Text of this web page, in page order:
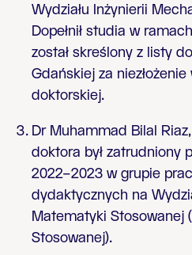
Wydziału Inżynierii
Dopełnił studia w
został skreślony z listy
Gdańskiej za
doktorskiej.
Dr Muhammad Bilal
doktora był zatrudniony
2022–2023 w grupie
dydaktycznych na
Matematyki Stosowanej
Stosowanej).